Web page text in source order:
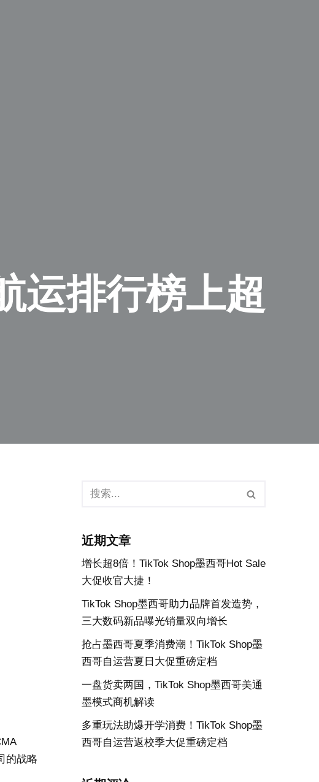
运排行榜上超
的战略
近期文章
增长超8倍！TikTok Shop墨西哥Hot Sale
大促收官大捷！
TikTok Shop墨西哥助力品牌首发造势，
三大数码新品曝光销量双向增长
抢占墨西哥夏季消费潮！TikTok Shop墨
西哥自运营夏日大促重磅定档
一盘货卖两国，TikTok Shop墨西哥美通
墨模式商机解读
多重玩法助爆开学消费！TikTok Shop墨
西哥自运营返校季大促重磅定档